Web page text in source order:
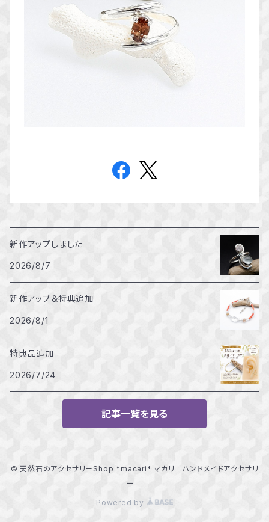
新作アップしました
2026/8/7
新作アップ＆特典追加
2026/8/1
特典品追加
2026/7/24
記事一覧を見る
© 天然石のアクセサリーShop *macari* マカリ ハンドメイドアクセサリ
ー
Powered by